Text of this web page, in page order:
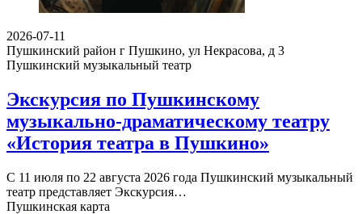
2026-07-11
Пушкинский район г Пушкино, ул Некрасова, д 3
Пушкинский музыкальный театр
Экскурсия по Пушкинскому
музыкально-драматическому театру
«История театра в Пушкино»
С 11 июля по 22 августа 2026 года Пушкинский музыкальный
театр представляет Экскурсия…
Пушкинская карта